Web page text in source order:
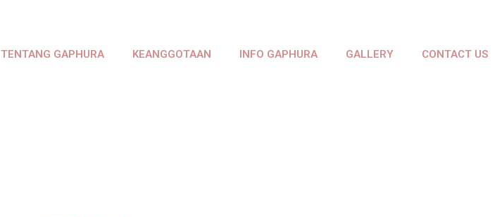
TENTANG GAPHURA KEANGGOTAAN INFO GAPHURA GALLERY CONTACT US